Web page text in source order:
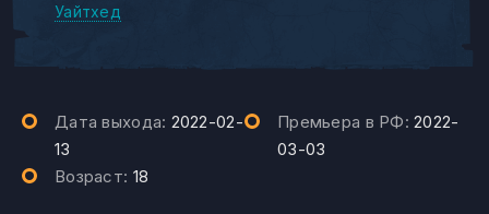
Уайтхед
Дата выхода: 2022-02-
13
Премьера в РФ:2022-
03-03
Возраст: 18